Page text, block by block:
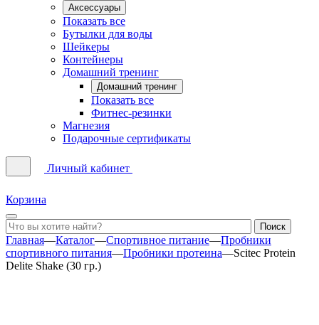
Аксессуары
Показать все
Бутылки для воды
Шейкеры
Контейнеры
Домашний тренинг
Домашний тренинг
Показать все
Фитнес-резинки
Магнезия
Подарочные сертификаты
Личный кабинет
Корзина
Главная—Каталог—Спортивное питание—Пробники
спортивного питания—Пробники протеина—Scitec Protein
Delite Shake (30 гр.)